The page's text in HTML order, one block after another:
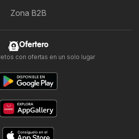
Zona B2B
Ofertero
con ofertas en un solo lugar